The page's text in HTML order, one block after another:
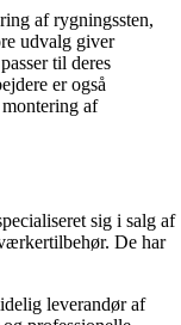
af rygningssten,
udvalg giver
til deres
er også
af
sig i salg af
De har
leverandør af